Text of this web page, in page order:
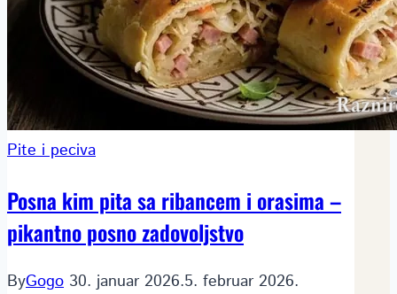
Pite i peciva
Posna kim pita sa ribancem i orasima –
pikantno posno zadovoljstvo
ByGogo 30. januar 2026.5. februar 2026.